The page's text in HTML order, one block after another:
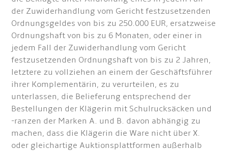
der Zuwiderhandlung vom Gericht festzusetzenden
Ordnungsgeldes von bis zu 250.000 EUR, ersatzweise
Ordnungshaft von bis zu 6 Monaten, oder einer in
jedem Fall der Zuwiderhandlung vom Gericht
festzusetzenden Ordnungshaft von bis zu 2 Jahren,
letztere zu vollziehen an einem der Geschäftsführer
ihrer Komplementärin, zu verurteilen, es zu
unterlassen, die Belieferung entsprechend der
Bestellungen der Klägerin mit Schulrucksäcken und
-ranzen der Marken A. und B. davon abhängig zu
machen, dass die Klägerin die Ware nicht über X.
oder gleichartige Auktionsplattformen außerhalb